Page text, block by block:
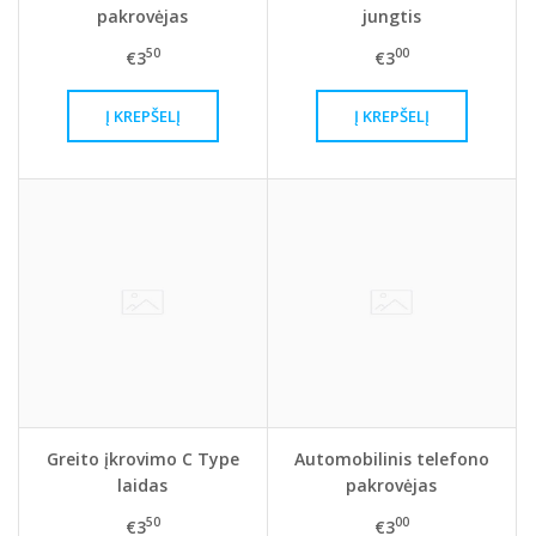
pakrovėjas
€350
jungtis
€300
Greito įkrovimo C Type
laidas
€350
Automobilinis telefono
pakrovėjas
€300